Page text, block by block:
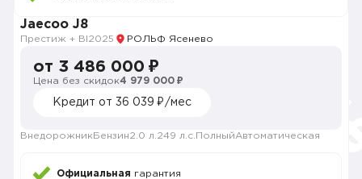
Jaecoo J8
Престиж + Bl 2025 РОЛЬФ Ясенево
от 3 486 000 ₽
Цена без скидок4 979 000 ₽
Кредит от 36 039 ₽/мес
Внедорожник Бензин2.0 л. 249 л.с. ПолныйАвтоматическая
Официальная гарантия